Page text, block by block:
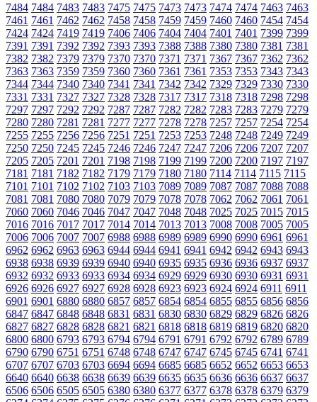
7484 7484 7483 7483 7475 7475 7473 7473 7474 7474 7463 7463
7461 7461 7462 7462 7458 7458 7459 7459 7460 7460 7454 7454
7424 7424 7419 7419 7406 7406 7404 7404 7401 7401 7399 7399
7391 7391 7392 7392 7393 7393 7388 7388 7380 7380 7381 7381
7382 7382 7379 7379 7370 7370 7371 7371 7367 7367 7362 7362
7363 7363 7359 7359 7360 7360 7361 7361 7353 7353 7343 7343
7344 7344 7340 7340 7341 7341 7342 7342 7329 7329 7330 7330
7331 7331 7327 7327 7328 7328 7317 7317 7318 7318 7298 7298
7297 7297 7292 7292 7287 7287 7282 7282 7283 7283 7279 7279
7280 7280 7281 7281 7277 7277 7278 7278 7257 7257 7254 7254
7255 7255 7256 7256 7251 7251 7253 7253 7248 7248 7249 7249
7250 7250 7245 7245 7246 7246 7247 7247 7206 7206 7207 7207
7205 7205 7201 7201 7198 7198 7199 7199 7200 7200 7197 7197
7181 7181 7182 7182 7179 7179 7180 7180 7114 7114 7115 7115
7101 7101 7102 7102 7103 7103 7089 7089 7087 7087 7088 7088
7081 7081 7080 7080 7079 7079 7078 7078 7062 7062 7061 7061
7060 7060 7046 7046 7047 7047 7048 7048 7025 7025 7015 7015
7016 7016 7017 7017 7014 7014 7013 7013 7008 7008 7005 7005
7006 7006 7007 7007 6988 6988 6989 6989 6990 6990 6961 6961
6962 6962 6963 6963 6944 6944 6941 6941 6942 6942 6943 6943
6938 6938 6939 6939 6940 6940 6935 6935 6936 6936 6937 6937
6932 6932 6933 6933 6934 6934 6929 6929 6930 6930 6931 6931
6926 6926 6927 6927 6928 6928 6923 6923 6924 6924 6911 6911
6901 6901 6880 6880 6857 6857 6854 6854 6855 6855 6856 6856
6847 6847 6848 6848 6831 6831 6830 6830 6829 6829 6826 6826
6827 6827 6828 6828 6821 6821 6818 6818 6819 6819 6820 6820
6800 6800 6793 6793 6794 6794 6791 6791 6792 6792 6789 6789
6790 6790 6751 6751 6748 6748 6747 6747 6745 6745 6741 6741
6707 6707 6703 6703 6694 6694 6685 6685 6652 6652 6653 6653
6640 6640 6638 6638 6639 6639 6635 6635 6636 6636 6637 6637
6506 6506 6505 6505 6380 6380 6377 6377 6378 6378 6379 6379